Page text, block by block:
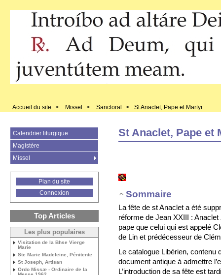
Accueil du site > Missel > Sanctoral > St Anaclet, Pape et Martyr
St Anaclet, Pape et
Sommaire
La fête de st Anaclet a été
réforme de Jean XXIII : Anaclet
pape que celui qui est appelé
de Lin et prédécesseur de
Le catalogue Libérien, contenu
document antique à admettre
L’introduction de sa fête est
Calendrier liturgique
Magistère
Missel
Plan du site
Connexion
Top Articles
Les plus populaires
Visitation de la Bhse Vierge
Marie
Ste Marie Madeleine, Pénitente
St Joseph, Artisan
Ordo Missæ - Ordinaire de la